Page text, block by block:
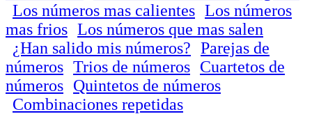
Los números mas calientes Los números
mas frios Los números que mas salen
¿Han salido mis números? Parejas de
números Trios de números Cuartetos de
números Quintetos de números
Combinaciones repetidas